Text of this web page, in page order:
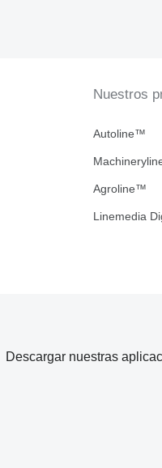
Nuestros
Autoline™
Agroline™
Linemedia
Descargar nuestras